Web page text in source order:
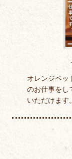
オレンジペッ
のお仕事をし
いただけます。